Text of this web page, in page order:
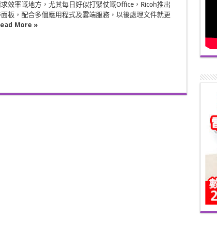
效率嘅地方，尤其每日好似打緊仗嘅Office，Ricoh推出
板，配合多個應用程式及雲端服務，以後處理文件就更
More »